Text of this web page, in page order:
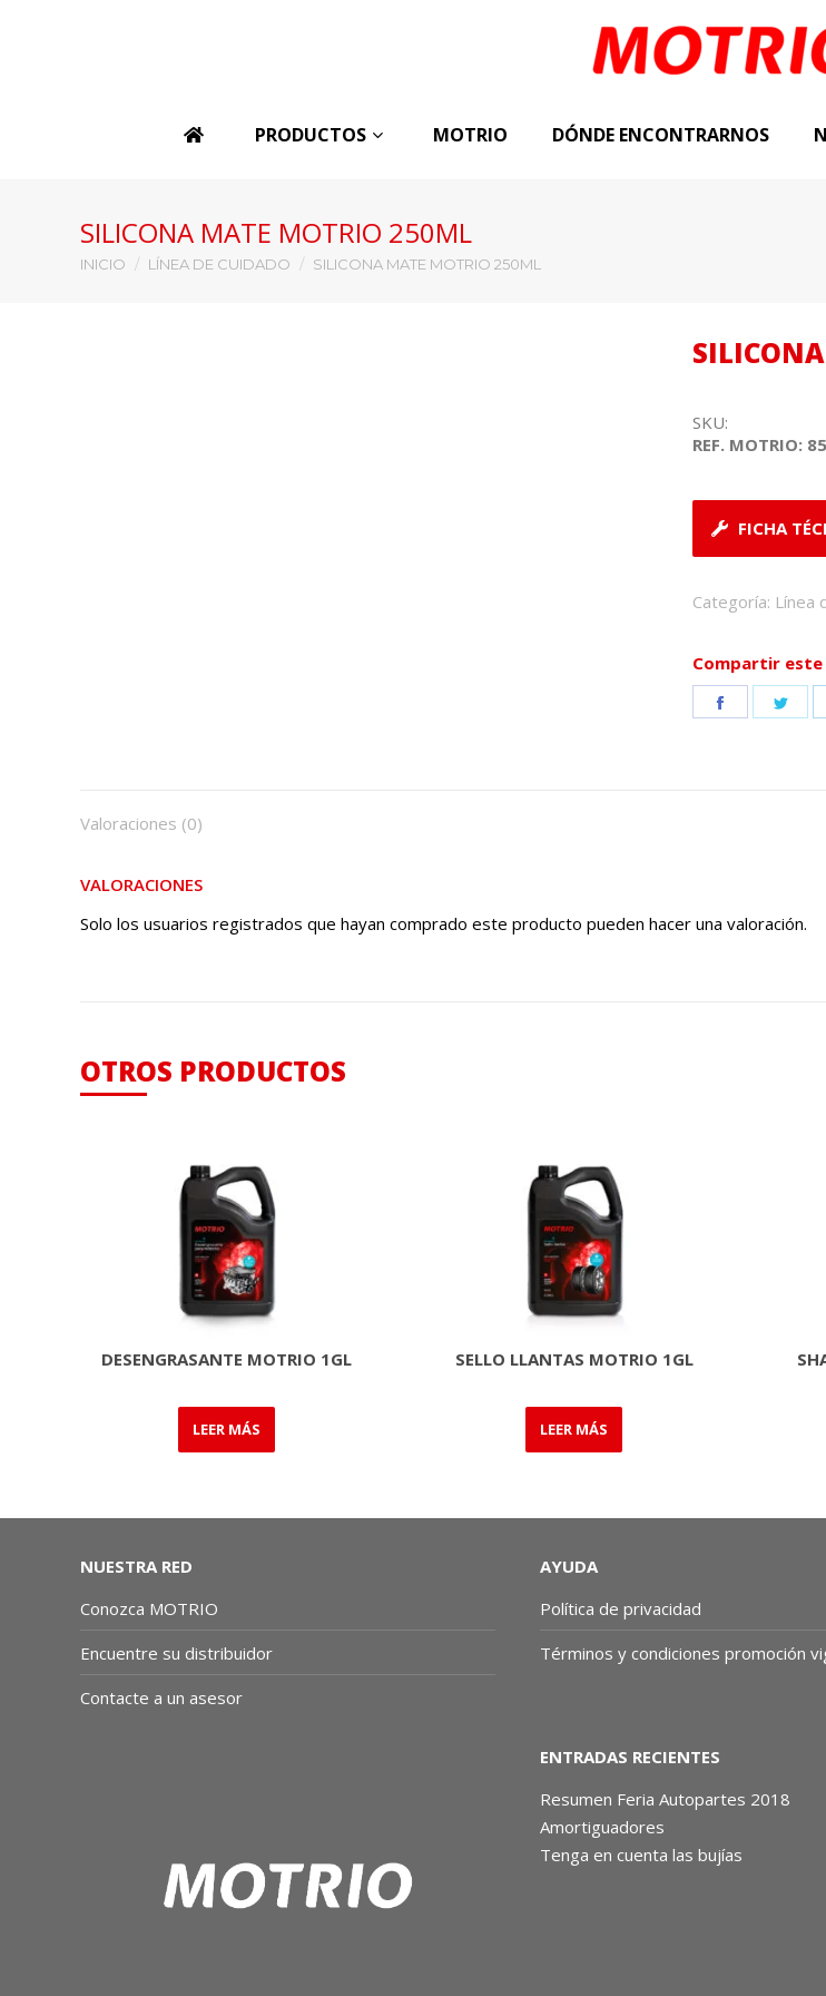
PRODUCTOS MOTRIO DÓNDE ENCONTRARNOS
SILICONA MATE MOTRIO 250ML
Estás aquí:
INICIO LÍNEA DE CUIDADO SILICONA MATE MOTRIO 250ML
SKU:
REF. MOTRIO:
FICHA
Categoría: Línea
Compartir
Share
Valoraciones (0)
VALORACIONES
Solo los usuarios registrados que hayan comprado este producto pueden hacer una valoración.
OTROS PRODUCTOS
DESENGRASANTE MOTRIO 1GL
LEER MÁS
SELLO LLANTAS MOTRIO 1GL
LEER MÁS
NUESTRA RED
Conozca MOTRIO
Encuentre su distribuidor
Contacte a un asesor
AYUDA
Política de privacidad
Términos y condiciones promoción
ENTRADAS RECIENTES
Resumen Feria Autopartes 2018
Amortiguadores
Tenga en cuenta las bujías